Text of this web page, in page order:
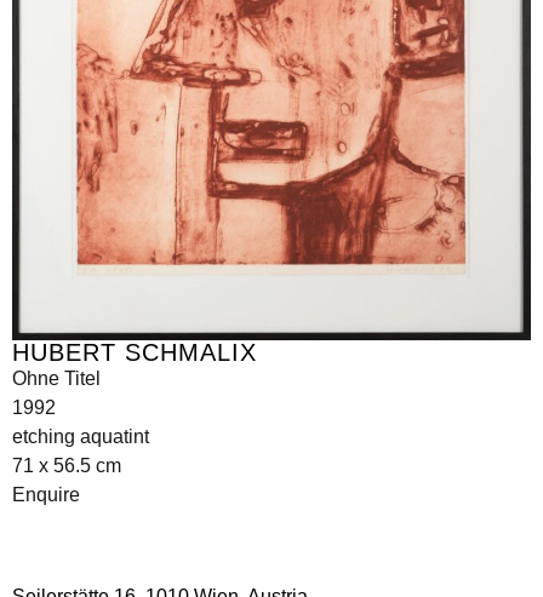
HUBERT SCHMALIX
Ohne Titel
1992
etching aquatint
71 x 56.5 cm
Enquire